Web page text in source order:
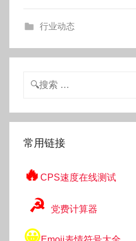
行业动态
搜
常用链接
🔥 CPS速度在线测试
☭ 党费计算器
😀